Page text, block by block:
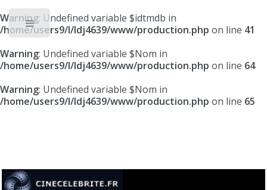
Warning: Undefined variable $idtmdb in
/home/users9/l/ldj4639/www/production.php on line 41
Warning: Undefined variable $Nom in
/home/users9/l/ldj4639/www/production.php on line 64
Warning: Undefined variable $Nom in
/home/users9/l/ldj4639/www/production.php on line 65
Toggle